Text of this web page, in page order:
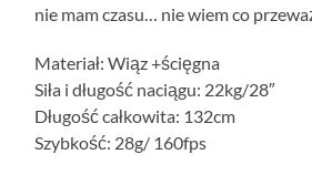
nie mam czasu… nie wiem co
Materiał: Wiąz +ścięgna
Siła i długość naciągu: 22kg/28″
Długość całkowita: 132cm
Szybkość: 28g/ 160fps